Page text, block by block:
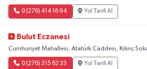
0 (276) 414 16 94 Yol Tarifi Al
Bulut Eczanesi
Cumhuriyet Mahallesi, Atatürk Caddesi, Kılınç
0 (276) 315 62 33 Yol Tarifi Al